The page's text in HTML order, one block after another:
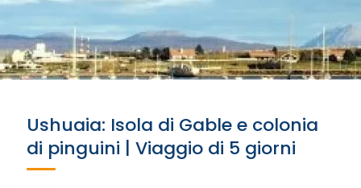
Ushuaia: Isola di Gable e colonia
di pinguini | Viaggio di 5 giorni